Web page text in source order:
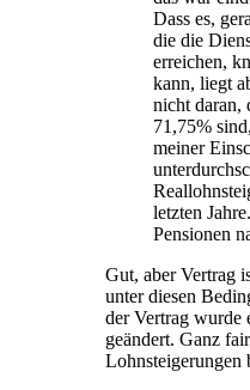
Dass es,
die die
erreichen,
kann, liegt
nicht daran,
71,75%
meiner
letzten
Pensionen
Gut, aber Vertrag
unter diesen
der Vertrag wurde
geändert. Ganz
Lohnsteigerungen